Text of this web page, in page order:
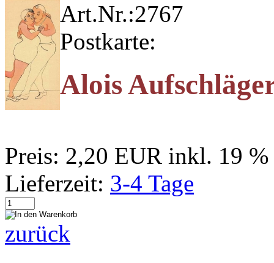
Art.Nr.:2767
Postkarte:
Alois
Preis: 2,20 EUR inkl. 19
Lieferzeit: 3-4 Tage
zurück